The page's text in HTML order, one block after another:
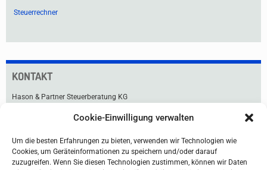
Cookie-Einwilligung verwalten
Um die besten Erfahrungen zu bieten, verwenden wir Technologien wie
Cookies, um Geräteinformationen zu speichern und/oder darauf
zuzugreifen. Wenn Sie diesen Technologien zustimmen, können wir Daten
Steuerrechner
KONTAKT
Hason & Partner Steuerberatung KG
Tel +43 1 211 91-0
Fax +43 1 216 99 76